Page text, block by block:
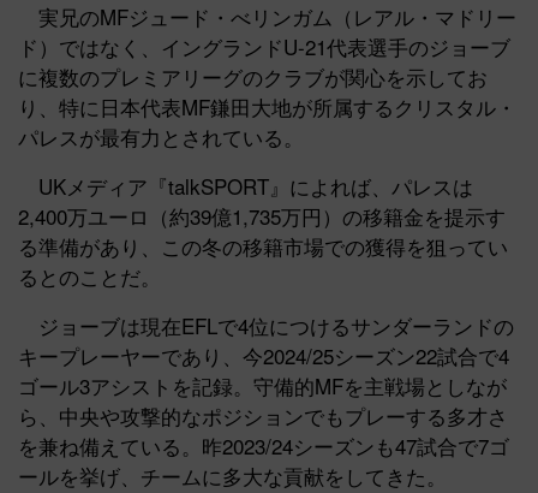
実兄のMFジュード・べリンガム（レアル・マドリー
ド）ではなく、イングランドU-21代表選手のジョーブ
に複数のプレミアリーグのクラブが関心を示してお
り、特に日本代表MF鎌田大地が所属するクリスタル・
パレスが最有力とされている。
UKメディア『talkSPORT』によれば、パレスは
2,400万ユーロ（約39億1,735万円）の移籍金を提示す
る準備があり、この冬の移籍市場での獲得を狙ってい
るとのことだ。
ジョーブは現在EFLで4位につけるサンダーランドの
キープレーヤーであり、今2024/25シーズン22試合で4
ゴール3アシストを記録。守備的MFを主戦場としなが
ら、中央や攻撃的なポジションでもプレーする多才さ
を兼ね備えている。昨2023/24シーズンも47試合で7ゴ
ールを挙げ、チームに多大な貢献をしてきた。